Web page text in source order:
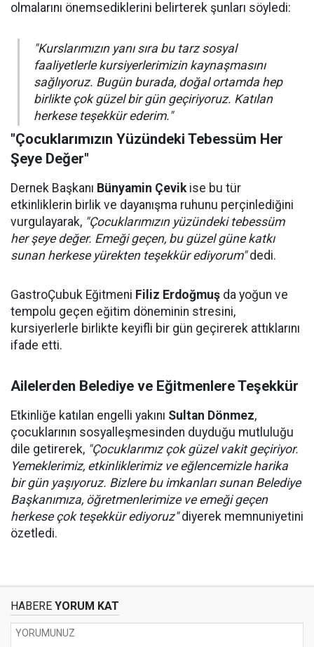
olmalarını önemsediklerini belirterek şunları söyledi:
"Kurslarımızın yanı sıra bu tarz sosyal
faaliyetlerle kursiyerlerimizin kaynaşmasını
sağlıyoruz. Bugün burada, doğal ortamda hep
birlikte çok güzel bir gün geçiriyoruz. Katılan
herkese teşekkür ederim."
"Çocuklarımızın Yüzündeki Tebessüm Her
Şeye Değer"
Dernek Başkanı Bünyamin Çevikise bu tür
etkinliklerin birlik ve dayanışma ruhunu perçinlediğini
vurgulayarak, "Çocuklarımızın yüzündeki tebessüm
her şeye değer. Emeği geçen, bu güzel güne katkı
sunan herkese yürekten teşekkür ediyorum"dedi.
GastroÇubuk Eğitmeni Filiz Erdoğmuş da yoğun ve
tempolu geçen eğitim döneminin stresini,
kursiyerlerle birlikte keyifli bir gün geçirerek attıklarını
ifade etti.
Ailelerden Belediye ve Eğitmenlere Teşekkür
Etkinliğe katılan engelli yakını Sultan Dönmez,
çocuklarının sosyalleşmesinden duyduğu mutluluğu
dile getirerek, "Çocuklarımız çok güzel vakit geçiriyor.
Yemeklerimiz, etkinliklerimiz ve eğlencemizle harika
bir gün yaşıyoruz. Bizlere bu imkanları sunan Belediye
Başkanımıza, öğretmenlerimize ve emeği geçen
herkese çok teşekkür ediyoruz"diyerek memnuniyetini
özetledi.
HABERE YORUM KAT